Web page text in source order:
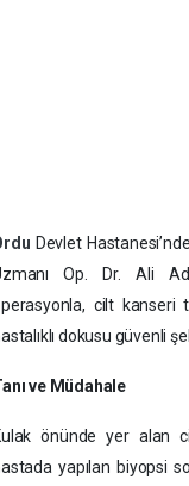
Devlet
Op. Dr. Ali
cilt kanseri
dokusu güvenli
ve Müdahale
önünde yer alan
yapılan biyopsi